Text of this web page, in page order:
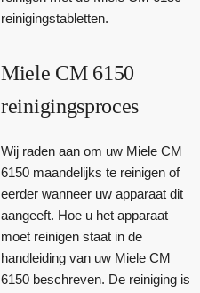
reinigingstabletten.
Miele CM 6150
reinigingsproces
Wij raden aan om uw Miele CM
6150 maandelijks te reinigen of
eerder wanneer uw apparaat dit
aangeeft. Hoe u het apparaat
moet reinigen staat in de
handleiding van uw Miele CM
6150 beschreven. De reiniging is